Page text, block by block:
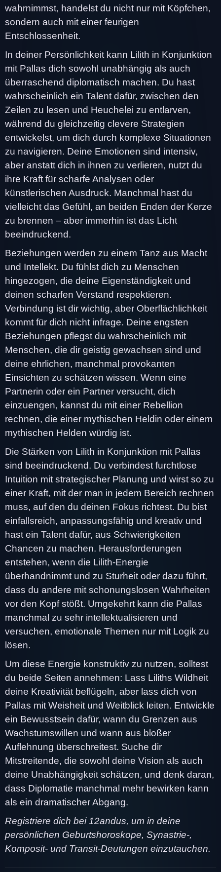
wahrnimmst, handelst du nicht nur mit Köpfchen,
sondern auch mit einer feurigen
Entschlossenheit.
In deiner Persönlichkeit kann Lilith in Konjunktion
mit Pallas dich sowohl unabhängig als auch
überraschend diplomatisch machen. Du hast
wahrscheinlich ein Talent dafür, zwischen den
Zeilen zu lesen und Heuchelei zu entlarven,
während du gleichzeitig clevere Strategien
entwickelst, um dich durch komplexe Situationen
zu navigieren. Deine Emotionen sind intensiv,
aber anstatt dich in ihnen zu verlieren, nutzt du
ihre Kraft für scharfe Analysen oder
künstlerischen Ausdruck. Manchmal hast du
vielleicht das Gefühl, an beiden Enden der Kerze
zu brennen – aber immerhin ist das Licht
beeindruckend.
Beziehungen werden zu einem Tanz aus Macht
und Intellekt. Du fühlst dich zu Menschen
hingezogen, die deine Eigenständigkeit und
deinen scharfen Verstand respektieren.
Verbindung ist dir wichtig, aber Oberflächlichkeit
kommt für dich nicht infrage. Deine engsten
Beziehungen pflegst du wahrscheinlich mit
Menschen, die dir geistig gewachsen sind und
deine ehrlichen, manchmal provokanten
Einsichten zu schätzen wissen. Wenn eine
Partnerin oder ein Partner versucht, dich
einzuengen, kannst du mit einer Rebellion
rechnen, die einer mythischen Heldin oder einem
mythischen Helden würdig ist.
Die Stärken von Lilith in Konjunktion mit Pallas
sind beeindruckend. Du verbindest furchtlose
Intuition mit strategischer Planung und wirst so zu
einer Kraft, mit der man in jedem Bereich rechnen
muss, auf den du deinen Fokus richtest. Du bist
einfallsreich, anpassungsfähig und kreativ und
hast ein Talent dafür, aus Schwierigkeiten
Chancen zu machen. Herausforderungen
entstehen, wenn die Lilith-Energie
überhandnimmt und zu Sturheit oder dazu führt,
dass du andere mit schonungslosen Wahrheiten
vor den Kopf stößt. Umgekehrt kann die Pallas
manchmal zu sehr intellektualisieren und
versuchen, emotionale Themen nur mit Logik zu
lösen.
Um diese Energie konstruktiv zu nutzen, solltest
du beide Seiten annehmen: Lass Liliths Wildheit
deine Kreativität beflügeln, aber lass dich von
Pallas mit Weisheit und Weitblick leiten. Entwickle
ein Bewusstsein dafür, wann du Grenzen aus
Wachstumswillen und wann aus bloßer
Auflehnung überschreitest. Suche dir
Mitstreitende, die sowohl deine Vision als auch
deine Unabhängigkeit schätzen, und denk daran,
dass Diplomatie manchmal mehr bewirken kann
als ein dramatischer Abgang.
Registriere dich bei 12andus, um in deine
persönlichen Geburtshoroskope, Synastrie-,
Komposit- und Transit-Deutungen einzutauchen.